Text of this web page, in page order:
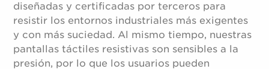
diseñadas y certificadas por terceros para
resistir los entornos industriales más exigentes
y con más suciedad. Al mismo tiempo, nuestras
pantallas táctiles resistivas son sensibles a la
presión, por lo que los usuarios pueden